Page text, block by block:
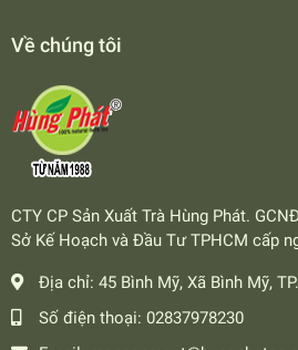
Về chúng tôi
CTY CP Sản Xuất Trà Hùng Phát.
Sở Kế Hoạch và Đầu Tư TPHCM cấp
Địa chỉ: 45 Bình Mỹ, Xã Bình Mỹ,
Số điện thoại: 02837978230